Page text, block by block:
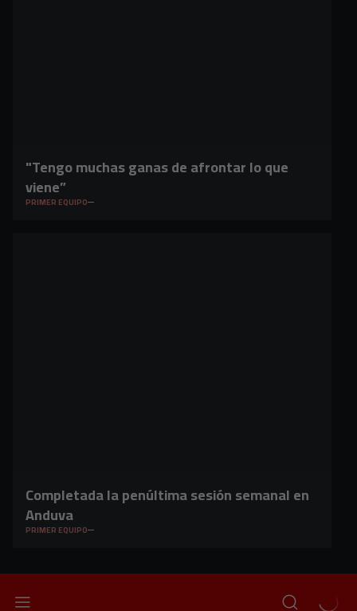
"Tengo muchas ganas de afrontar lo que
viene”
PRIMER EQUIPO
Completada la penúltima sesión semanal en
Anduva
PRIMER EQUIPO